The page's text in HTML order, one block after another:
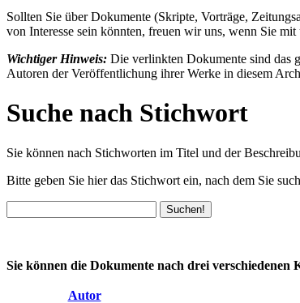
Sollten Sie über Dokumente (Skripte, Vorträge,
von Interesse sein könnten, freuen wir uns, wenn Sie
Wichtiger Hinweis: Die verlinkten Dokumente sind das
Autoren der Veröffentlichung ihrer Werke in diesem
Suche nach Stichwort
Sie können nach Stichworten im Titel und der
Bitte geben Sie hier das Stichwort ein, nach dem Sie
Sie können die Dokumente nach drei
Autor